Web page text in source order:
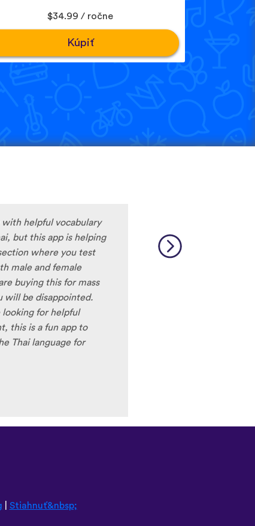
$34.99 / ročne
Kúpiť
with helpful vocabulary
but this app is helping
where you test
male and female
buying this for mass
will be disappointed.
looking for helpful
this is a fun app to
Thai language for
Stiahnuť&nbsp;